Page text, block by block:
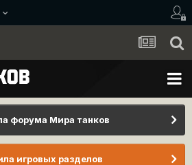
форума Мира танков
игровых разделов